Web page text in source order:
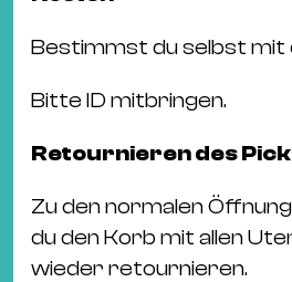
Bestimmst du selbst mit
Bitte ID mitbringen.
Retournieren des
Zu den normalen
du den Korb mit allen
wieder retournieren.